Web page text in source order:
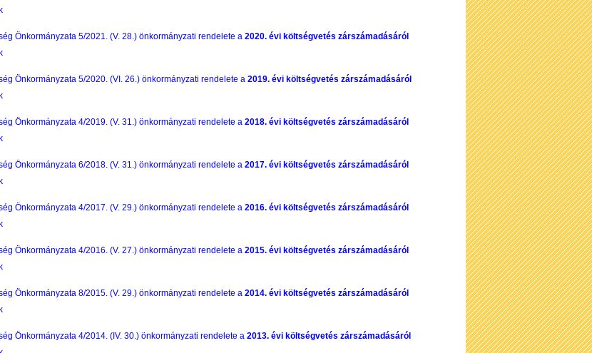
Önkormányzata 5/2021. (V. 28.) önkormányzati rendelete a 2020. évi költségvetés zárszámadásáról
Önkormányzata 5/2020. (VI. 26.) önkormányzati rendelete a 2019. évi költségvetés zárszámadásáról
Önkormányzata 4/2019. (V. 31.) önkormányzati rendelete a 2018. évi költségvetés zárszámadásáról
Önkormányzata 6/2018. (V. 31.) önkormányzati rendelete a 2017. évi költségvetés zárszámadásáról
Önkormányzata 4/2017. (V. 29.) önkormányzati rendelete a 2016. évi költségvetés zárszámadásáról
Önkormányzata 4/2016. (V. 27.) önkormányzati rendelete a 2015. évi költségvetés zárszámadásáról
Önkormányzata 8/2015. (V. 29.) önkormányzati rendelete a 2014. évi költségvetés zárszámadásáról
Önkormányzata 4/2014. (IV. 30.) önkormányzati rendelete a 2013. évi költségvetés zárszámadásáról